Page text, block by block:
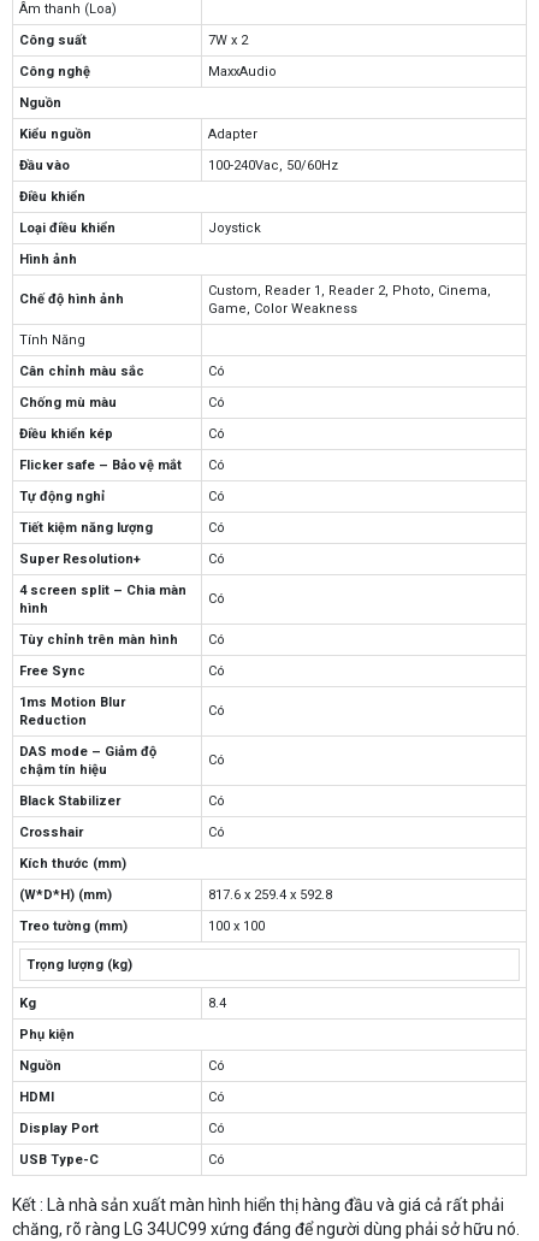
Âm thanh (Loa)
Công suất
7W x 2
Công nghệ
MaxxAudio
Nguồn
Kiểu nguồn
Adapter
Đầu vào
100-240Vac, 50/60Hz
Điều khiển
Loại điều khiển
Joystick
Hình ảnh
Chế độ hình ảnh
Custom, Reader 1, Reader 2, Photo, Cinema,
Game, Color Weakness
Tính Năng
Cân chỉnh màu sắc
Có
Chống mù màu
Có
Điều khiển kép
Có
Flicker safe – Bảo vệ mắt
Có
Tự động nghỉ
Có
Tiết kiệm năng lượng
Có
Super Resolution+
Có
4 screen split – Chia màn
hình
Có
Tùy chỉnh trên màn hình
Có
Free Sync
Có
1ms Motion Blur
Reduction
Có
DAS mode – Giảm độ
chậm tín hiệu
Có
Black Stabilizer
Có
Crosshair
Có
Kích thước (mm)
(W*D*H) (mm)
817.6 x 259.4 x 592.8
Treo tường (mm)
100 x 100
Trọng lượng (kg)
Kg
8.4
Phụ kiện
Nguồn
Có
HDMI
Có
Display Port
Có
USB Type-C
Có
Kết : Là nhà sản xuất màn hình hiển thị hàng đầu và giá cả rất phải
chăng, rõ ràng LG 34UC99 xứng đáng để người dùng phải sở hữu nó.